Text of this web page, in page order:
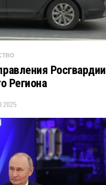
Росгвардии
Региона